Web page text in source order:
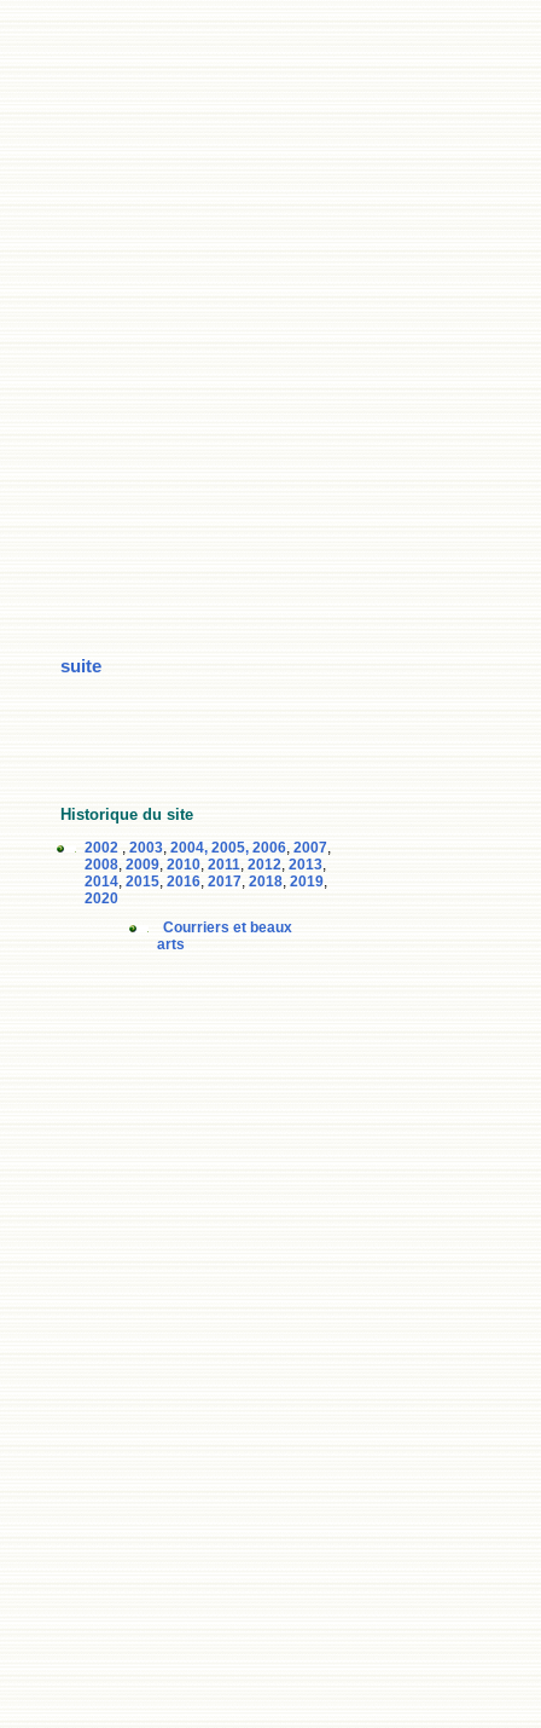
suite
Historique du site
2002 , 2003, 2004, 2005, 2006, 2007,
2008, 2009, 2010, 2011, 2012, 2013,
2014, 2015, 2016, 2017, 2018, 2019,
2020
Courriers et beaux
arts